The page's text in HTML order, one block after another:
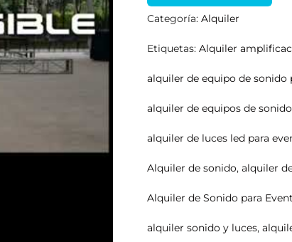
Categoría:Alquiler
Etiquetas:Alquiler
alquiler de equipo de sonido
alquiler de equipos de
alquiler de luces led para
Alquiler de sonido,alquiler
Alquiler de Sonido para
alquiler sonido y luces,